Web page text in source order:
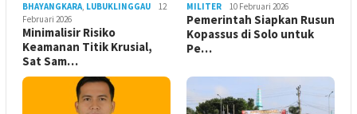
BHAYANGKARA, LUBUKLINGGAU
12
Februari 2026
Minimalisir Risiko
Keamanan Titik Krusial,
Sat Sam…
MILITER 10 Februari 2026
Pemerintah Siapkan Rusun
Kopassus di Solo untuk
Pe…